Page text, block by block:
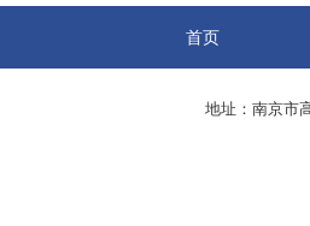
首页
地址：南京市